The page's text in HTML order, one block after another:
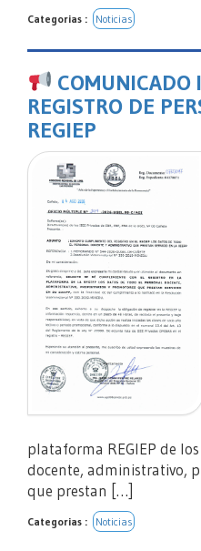
Categorias : Noticias
COMUNICADO
REGISTRO DE
REGIEP
plataforma REGIEP de
docente, administrativo,
que prestan […]
Categorias : Noticias